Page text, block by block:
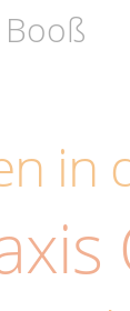
Booß
in